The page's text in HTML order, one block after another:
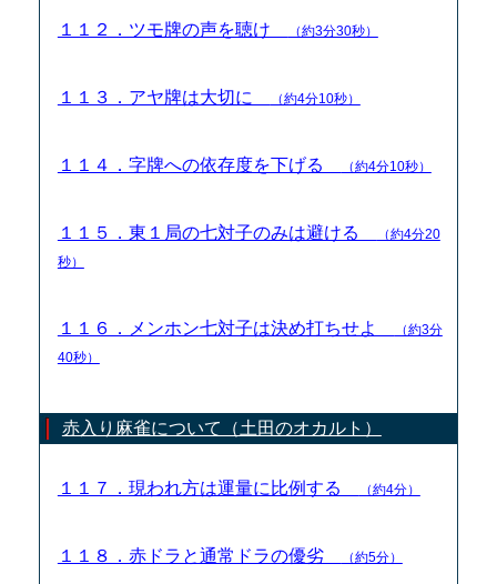
１１２．ツモ牌の声を聴け （約3分30秒）
１１３．アヤ牌は大切に （約4分10秒）
１１４．字牌への依存度を下げる （約4分10秒）
１１５．東１局の七対子のみは避ける
（約4分20
秒）
１１６．メンホン七対子は決め打ちせよ
（約3分
40秒）
赤入り麻雀について（土田のオカルト）
１１７．現われ方は運量に比例する （約4分）
１１８．赤ドラと通常ドラの優劣 （約5分）